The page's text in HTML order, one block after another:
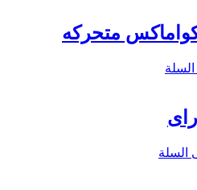
متحركه
السلة